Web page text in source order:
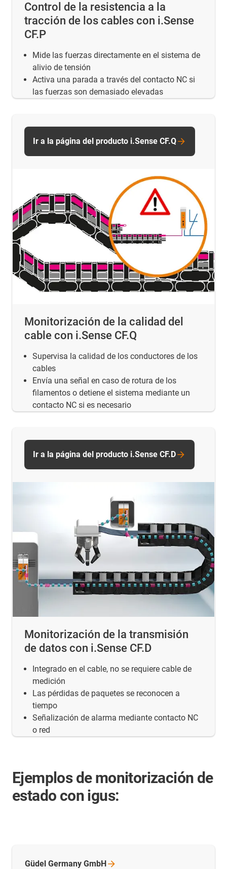
Control de la resistencia a la
tracción de los cables con i.Sense
CF.P
Mide las fuerzas directamente en el sistema de
alivio de tensión
Activa una parada a través del contacto NC si
las fuerzas son demasiado elevadas
Monitorización de la calidad del
cable con i.Sense CF.Q
Supervisa la calidad de los conductores de los
cables
Envía una señal en caso de rotura de los
filamentos o detiene el sistema mediante un
contacto NC si es necesario
Ir a la página del producto i.Sense CF.Q
Monitorización de la transmisión
de datos con i.Sense CF.D
Integrado en el cable, no se requiere cable de
medición
Las pérdidas de paquetes se reconocen a
tiempo
Señalización de alarma mediante contacto NC
o red
Ir a la página del producto i.Sense CF.D
Ejemplos de monitorización de
estado con igus:
Güdel Germany GmbH